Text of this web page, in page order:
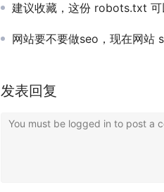
建议收藏，这份 robots.txt 可
网站要不要做seo，现在网站
发表回复
You must be logged in to post a